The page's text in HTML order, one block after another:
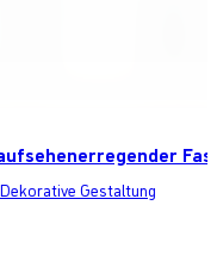
Dekorative Gestaltung